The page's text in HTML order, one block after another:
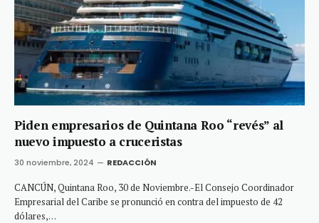
Piden empresarios de Quintana Roo “revés” al
nuevo impuesto a cruceristas
30 noviembre, 2024 REDACCIÓN
CANCÚN, Quintana Roo, 30 de Noviembre.-El Consejo Coordinador
Empresarial del Caribe se pronunció en contra del impuesto de 42
dólares,…